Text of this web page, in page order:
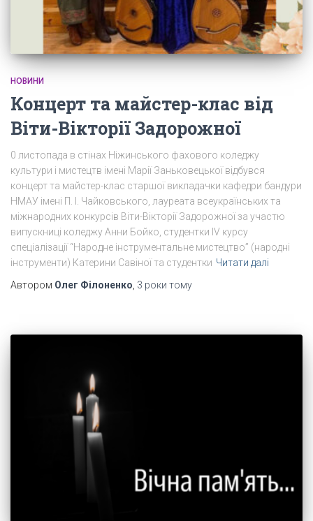
НОВИНИ
Концерт та майстер-клас від
Віти-Вікторії Задорожної
0 листопада в стінах Ніжинського фахового коледжу
культури і мистецтв імені Марії Заньковецької відбувся
концерт та майстер-клас старшої викладачки кафедри бандури
НМАУ імені П. І. Чайковського, лауреата всеукраїнських та
міжнародних конкурсів Віти-Вікторії Задорожної за участю
випускниці коледжу Анни Бойко, студентки IV курсу
спеціалізації “Народне інструментальне мистецтво” (народні
інструменти) Катерини Савіної та студентки Читати далі
Автором Олег Філоненко 3 роки тому